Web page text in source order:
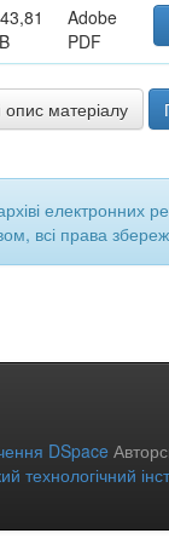
Adobe
PDF
матеріалу
електронних
всі права
DSpace
технологічний